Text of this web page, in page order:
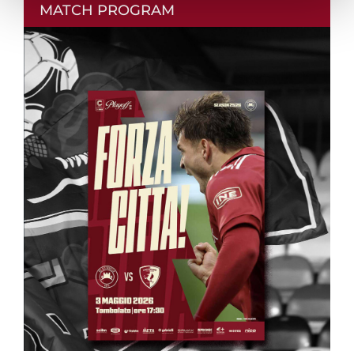
MATCH PROGRAM